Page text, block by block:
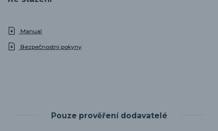
Manual
Bezpečnostní pokyny
Pouze prověření dodavatelé